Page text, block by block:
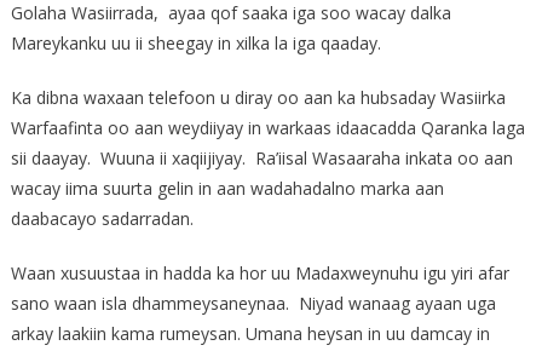
Golaha Wasiirrada, ayaa qof saaka iga soo wacay dalka
Mareykanku uu ii sheegay in xilka la iga qaaday.
Ka dibna waxaan telefoon u diray oo aan ka hubsaday Wasiirka
Warfaafinta oo aan weydiiyay in warkaas idaacadda Qaranka laga
sii daayay. Wuuna ii xaqiijiyay. Ra’iisal Wasaaraha inkata oo aan
wacay iima suurta gelin in aan wadahadalno marka aan
daabacayo sadarradan.
Waan xusuustaa in hadda ka hor uu Madaxweynuhu igu yiri afar
sano waan isla dhammeysaneynaa. Niyad wanaag ayaan uga
arkay laakiin kama rumeysan. Umana heysan in uu damcay in